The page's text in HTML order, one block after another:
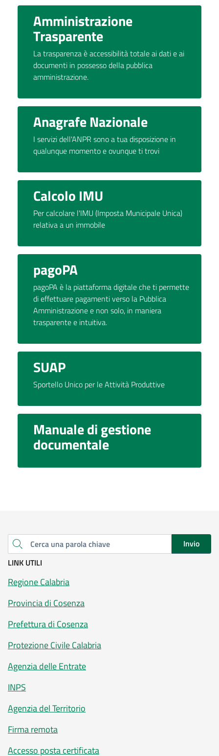
Amministrazione
Trasparente
La trasparenza è accessibilità totale ai dati e ai
documenti in possesso della pubblica
amministrazione.
Anagrafe Nazionale
I servizi dell'ANPR sono a tua disposizione in
qualunque momento e ovunque ti trovi
Calcolo IMU
Per calcolare l'IMU (Imposta Municipale Unica)
relativa a un immobile
pagoPA
pagoPA è la piattaforma digitale che ti permette
di effettuare pagamenti verso la Pubblica
Amministrazione e non solo, in maniera
trasparente e intuitiva.
SUAP
Sportello Unico per le Attività Produttive
Manuale di gestione
documentale
Cerca una parola chiave
Invio
LINK UTILI
Regione Calabria
Provincia di Cosenza
Prefettura di Cosenza
Protezione Civile Calabria
Agenzia delle Entrate
INPS
Agenzia del Territorio
Firma remota
Accesso posta certificata